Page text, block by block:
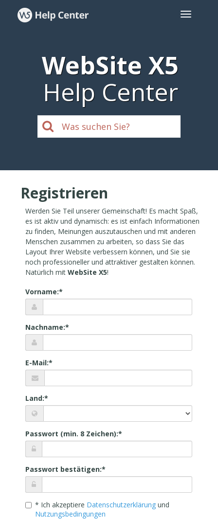
WebSite X5
Help Center
Registrieren
Werden Sie Teil unserer Gemeinschaft! Es macht Spaß,
es ist aktiv und dynamisch: es ist einfach Informationen
zu finden, Meinungen auszutauschen und mit anderen
Menschen zusammen zu arbeiten, so dass Sie das
Layout Ihrer Website verbessern können, und Sie sie
noch professioneller und attraktiver gestalten können.
Natürlich mitWebSite X5!
Vorname:*
Nachname:*
E-Mail:*
Land:*
Passwort (min. 8 Zeichen):*
Passwort bestätigen:*
* Ich akzeptiere Datenschutzerklärung und
Nutzungsbedingungen